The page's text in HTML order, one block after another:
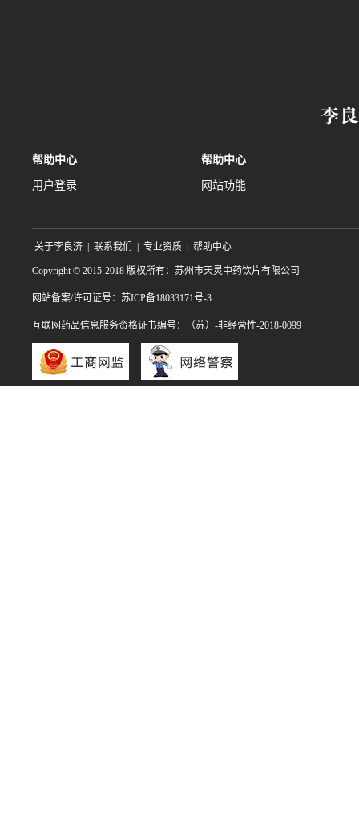
帮助中心
用户登录
帮助中心
网站功能
关于李良济 | 联系我们 | 专业资质 | 帮助中心
Copyright © 2015-2018 版权所有：苏州市天灵中药饮片有限公司
网站备案/许可证号：苏ICP备18033171号-3
互联网药品信息服务资格证书编号：（苏）-非经营性-2018-0099